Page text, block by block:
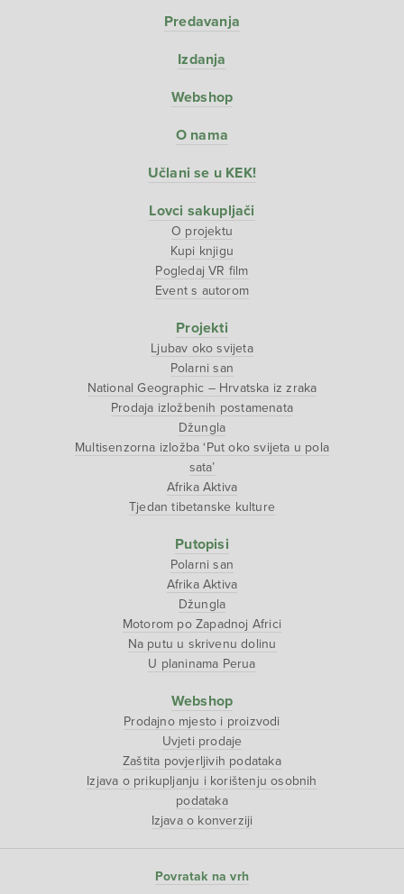
Predavanja
Izdanja
Webshop
O nama
Učlani se u KEK!
Lovci sakupljači
O projektu
Kupi knjigu
Pogledaj VR film
Event s autorom
Projekti
Ljubav oko svijeta
Polarni san
National Geographic – Hrvatska iz zraka
Prodaja izložbenih postamenata
Džungla
Multisenzorna izložba ‘Put oko svijeta u pola
sata’
Afrika Aktiva
Tjedan tibetanske kulture
Putopisi
Polarni san
Afrika Aktiva
Džungla
Motorom po Zapadnoj Africi
Na putu u skrivenu dolinu
U planinama Perua
Webshop
Prodajno mjesto i proizvodi
Uvjeti prodaje
Zaštita povjerljivih podataka
Izjava o prikupljanju i korištenju osobnih
podataka
Izjava o konverziji
Povratak na vrh